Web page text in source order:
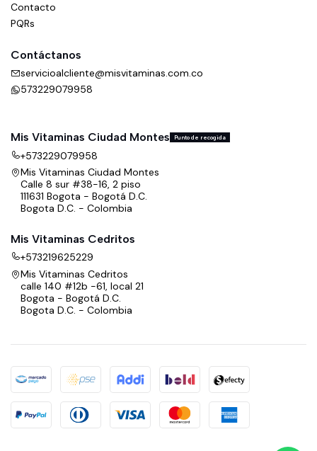
Contacto
PQRs
Contáctanos
servicioalcliente@misvitaminas.com.co
573229079958
Mis Vitaminas Ciudad Montes Punto de recogida
+573229079958
Mis Vitaminas Ciudad Montes
Calle 8 sur #38-16, 2 piso
111631 Bogota - Bogotá D.C.
Bogota D.C. - Colombia
Mis Vitaminas Cedritos
+573219625229
Mis Vitaminas Cedritos
calle 140 #12b -61, local 21
Bogota - Bogotá D.C.
Bogota D.C. - Colombia